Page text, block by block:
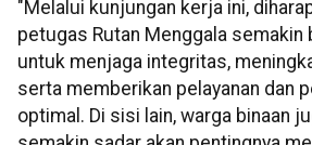
"Melalui kunjungan kerja ini,
petugas Rutan Menggala semakin
untuk menjaga integritas,
serta memberikan pelayanan dan
optimal. Di sisi lain, warga binaan